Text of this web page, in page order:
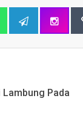
Lambung Pada